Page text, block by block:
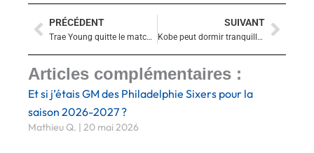
Précédent
PRÉCÉDENT
Trae Young quitte le match sur blessure, les Hawks gagnent mais tremblent
SUIVANT
Kobe peut dormir tranquille : Austin Reaves prend le relais et tue les Wolves au buzzer
Articles complémentaires :
Et si j’étais GM des Philadelphie Sixers pour la
saison 2026-2027 ?
Mathieu Q. 20 mai 2026